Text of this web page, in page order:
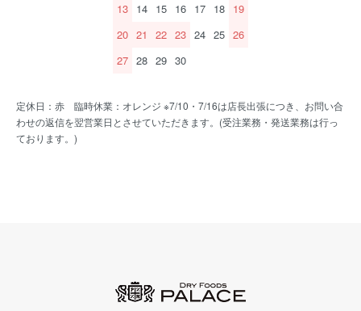
13 14 15 16 17 18 19
20 21 22 23 24 25 26
27 28 29 30
定休日：赤 臨時休業：オレンジ ※7/10・7/16は店長出張につき、お問い合
わせの返信を翌営業日とさせていただきます。(受注業務・発送業務は行っ
ております。)